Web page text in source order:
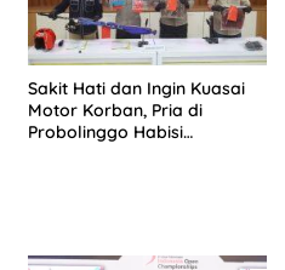
Sakit Hati dan Ingin Kuasai
Motor Korban, Pria di
Probolinggo Habisi